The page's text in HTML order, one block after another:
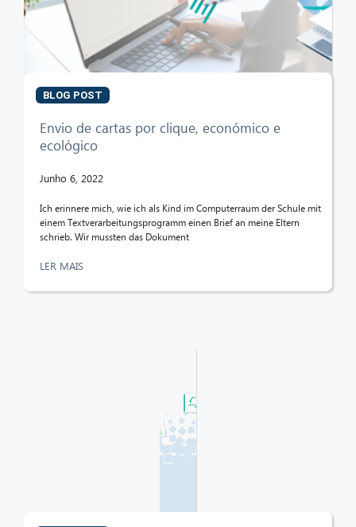
BLOG POST
Envio de cartas por clique, económico e
ecológico
Junho 6, 2022
Ich erinnere mich, wie ich als Kind im Computerraum der Schule mit
einem Textverarbeitungsprogramm einen Brief an meine Eltern
schrieb. Wir mussten das Dokument
LER MAIS